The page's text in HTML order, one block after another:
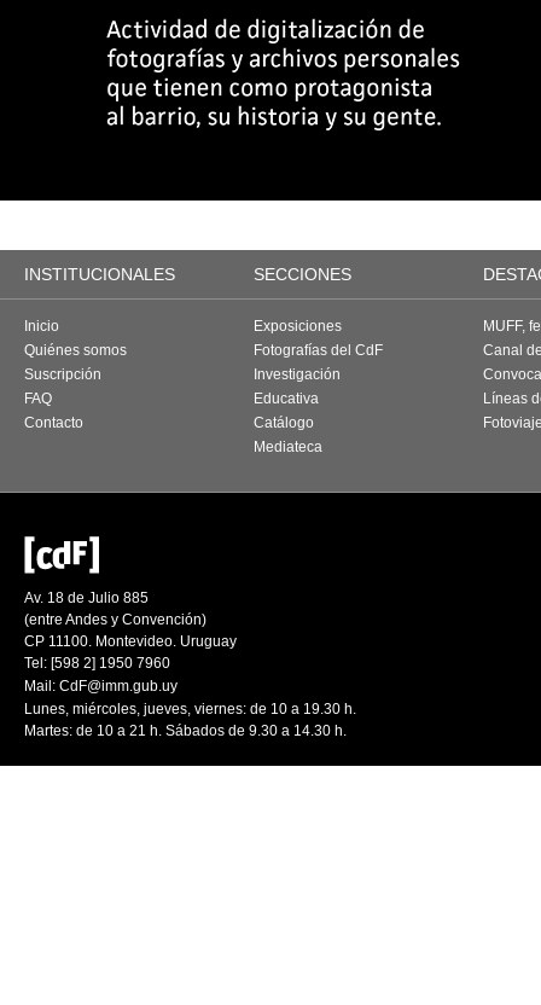
INSTITUCIONALES SECCIONES
Inicio
Quiénes somos
Suscripción
FAQ
Contacto
Exposiciones
Fotografías del CdF
Investigación
Educativa
Catálogo
Mediateca
MUFF,
Canal
Líneas
Av. 18 de Julio 885
(entre Andes y Convención)
CP 11100. Montevideo. Uruguay
Tel: [598 2] 1950 7960
Mail: CdF@imm.gub.uy
Lunes, miércoles, jueves, viernes: de 10 a 19.30 h.
Martes: de 10 a 21 h. Sábados de 9.30 a 14.30 h.